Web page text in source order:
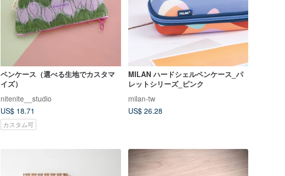
ペンケース（選べる生地でカスタマ
イズ）
nitenite__studio
US$ 18.71
カスタム可
MILAN ハードシェルペンケース_パ
レットシリーズ_ピンク
milan-tw
US$ 26.28